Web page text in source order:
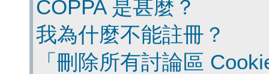
COPPA 是甚麼？
我為什麼不能註冊？
「刪除所有討論區